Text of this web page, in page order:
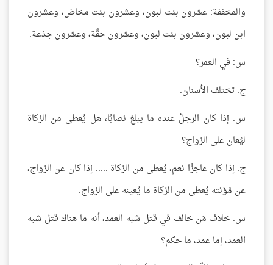
والمخففة: عشرون بنت لبون، وعشرون بنت مخاض، وعشرون
ابن لبون، وعشرون بنت لبون، وعشرون حقَّة، وعشرون جذعة.
س: في العمر؟
ج: تختلف الأسنان.
س: إذا كان الرجلُ عنده ما يبلغ نصابًا، هل يُعطى من الزكاة
ليُعان على الزواج؟
ج: إذا كان عاجزًا نعم، يُعطى من الزكاة ..... إذا كان عن الزواج،
عن مُؤنته يُعطى من الزكاة ما يُعينه على الزواج.
س: خلاف مَن خالف في قتل شبه العمد، أنه ما هناك قتل شبه
العمد، إما عمد، ما حكم؟